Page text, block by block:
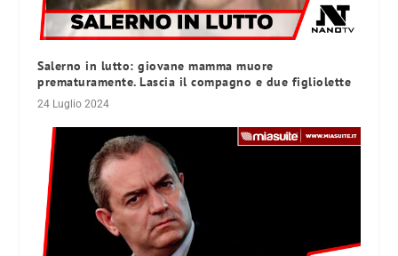
Salerno in lutto: giovane mamma muore
prematuramente. Lascia il compagno e due figliolette
24 Luglio 2024